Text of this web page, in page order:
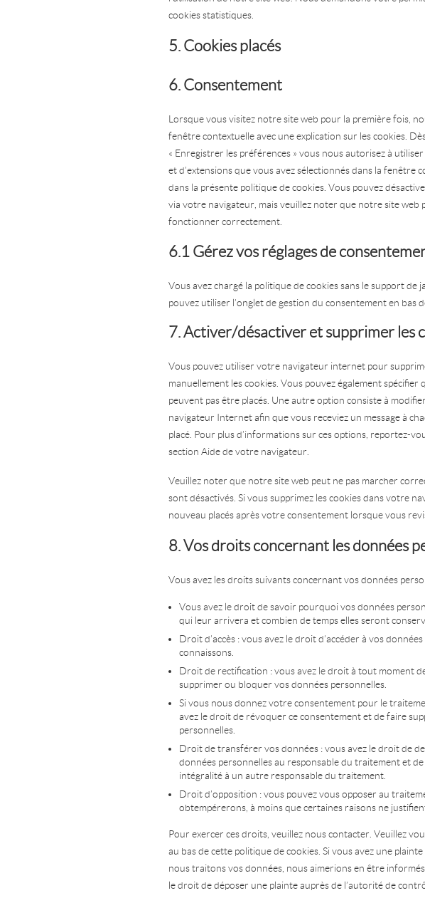
cookies statistiques.
5. Cookies placés
6. Consentement
Lorsque vous visitez notre site web pour la première fois,
fenêtre contextuelle avec une explication sur les cookies.
« Enregistrer les préférences » vous nous autorisez à
et d’extensions que vous avez sélectionnés dans la fenêtre
dans la présente politique de cookies. Vous pouvez
via votre navigateur, mais veuillez noter que notre site web
fonctionner correctement.
6.1 Gérez vos réglages de
Vous avez chargé la politique de cookies sans le support de
pouvez utiliser l’onglet de gestion du consentement en bas
7. Activer/désactiver et supprimer les
Vous pouvez utiliser votre navigateur internet pour
manuellement les cookies. Vous pouvez également spécifier
peuvent pas être placés. Une autre option consiste à
navigateur Internet afin que vous receviez un message à
placé. Pour plus d’informations sur ces options, reportez-
section Aide de votre navigateur.
Veuillez noter que notre site web peut ne pas marcher
sont désactivés. Si vous supprimez les cookies dans votre
nouveau placés après votre consentement lorsque vous
8. Vos droits concernant les données
Vous avez les droits suivants concernant vos données
Vous avez le droit de savoir pourquoi vos données
qui leur arrivera et combien de temps elles seront
Droit d’accès : vous avez le droit d’accéder à vos
connaissons.
Droit de rectification : vous avez le droit à tout moment
supprimer ou bloquer vos données personnelles.
Si vous nous donnez votre consentement pour le
avez le droit de révoquer ce consentement et de faire
personnelles.
Droit de transférer vos données : vous avez le droit de
données personnelles au responsable du traitement et
intégralité à un autre responsable du traitement.
Droit d’opposition : vous pouvez vous opposer au
obtempérerons, à moins que certaines raisons ne
Pour exercer ces droits, veuillez nous contacter. Veuillez
au bas de cette politique de cookies. Si vous avez une
nous traitons vos données, nous aimerions en être
le droit de déposer une plainte auprès de l’autorité de